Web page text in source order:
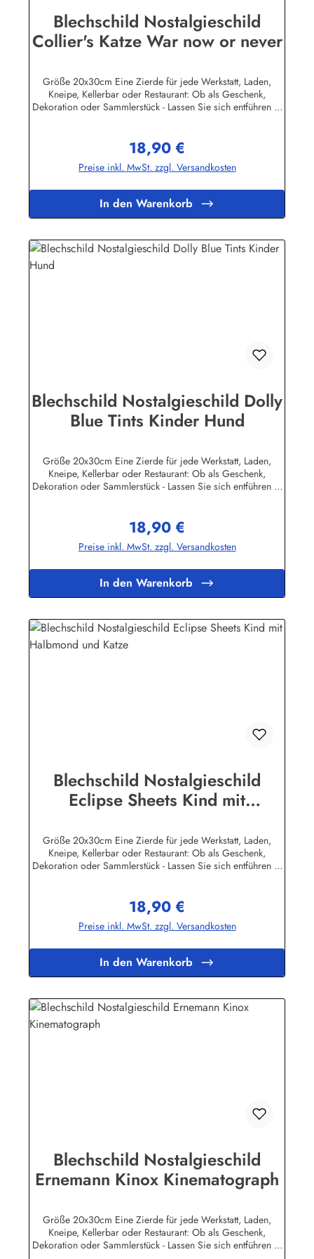
Blechschild Nostalgieschild
Collier's Katze War now or never
Größe 20x30cm Eine Zierde für jede Werkstatt, Laden,
Kneipe, Kellerbar oder Restaurant: Ob als Geschenk,
Dekoration oder Sammlerstück - Lassen Sie sich entführen in
Sie sich und Ihren Freunden eine dekorative Erinnerung an
die gute alte Zeit! Unsere Blechschilder sind in Super-Qualität
aus hochwertigem Metall (Stahlblech) gefertigt. Die
Lebensdauer ist damit garantiert. Wir verkaufen nur original
lizensierte Werbeschilder. Nicht jeder Markenartikel -
Hersteller hat seine Metallschilder zum öffentlichen Verkauf
Industrie BPPM GmbHPorschestr. 921423 Winsen
(Luhe)info@heartofireland.eu
Regulärer Preis:
18,90 €
Preise inkl. MwSt. zzgl. Versandkosten
In den Warenkorb
Blechschild Nostalgieschild Dolly
Blue Tints Kinder Hund
Größe 20x30cm Eine Zierde für jede Werkstatt, Laden,
Kneipe, Kellerbar oder Restaurant: Ob als Geschenk,
Dekoration oder Sammlerstück - Lassen Sie sich entführen in
Sie sich und Ihren Freunden eine dekorative Erinnerung an
die gute alte Zeit! Unsere Blechschilder sind in Super-Qualität
aus hochwertigem Metall (Stahlblech) gefertigt. Die
Lebensdauer ist damit garantiert. Wir verkaufen nur original
lizensierte Werbeschilder. Nicht jeder Markenartikel -
Hersteller hat seine Metallschilder zum öffentlichen Verkauf
Industrie BPPM GmbHPorschestr. 921423 Winsen
(Luhe)info@heartofireland.eu
Regulärer Preis:
18,90 €
Preise inkl. MwSt. zzgl. Versandkosten
In den Warenkorb
Blechschild Nostalgieschild
Eclipse Sheets Kind mit
Größe 20x30cm Eine Zierde für jede Werkstatt, Laden,
Kneipe, Kellerbar oder Restaurant: Ob als Geschenk,
Dekoration oder Sammlerstück - Lassen Sie sich entführen in
Sie sich und Ihren Freunden eine dekorative Erinnerung an
die gute alte Zeit! Unsere Blechschilder sind in Super-Qualität
aus hochwertigem Metall (Stahlblech) gefertigt. Die
Lebensdauer ist damit garantiert. Wir verkaufen nur original
lizensierte Werbeschilder. Nicht jeder Markenartikel -
Hersteller hat seine Metallschilder zum öffentlichen Verkauf
Industrie BPPM GmbHPorschestr. 921423 Winsen
(Luhe)info@heartofireland.eu
Regulärer Preis:
18,90 €
Preise inkl. MwSt. zzgl. Versandkosten
In den Warenkorb
Blechschild Nostalgieschild
Ernemann Kinox Kinematograph
Größe 20x30cm Eine Zierde für jede Werkstatt, Laden,
Kneipe, Kellerbar oder Restaurant: Ob als Geschenk,
Dekoration oder Sammlerstück - Lassen Sie sich entführen in